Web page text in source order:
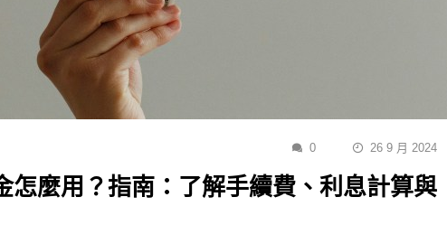
0 26 9 月 2024
怎麼用？指南：了解手續費、利息計算與